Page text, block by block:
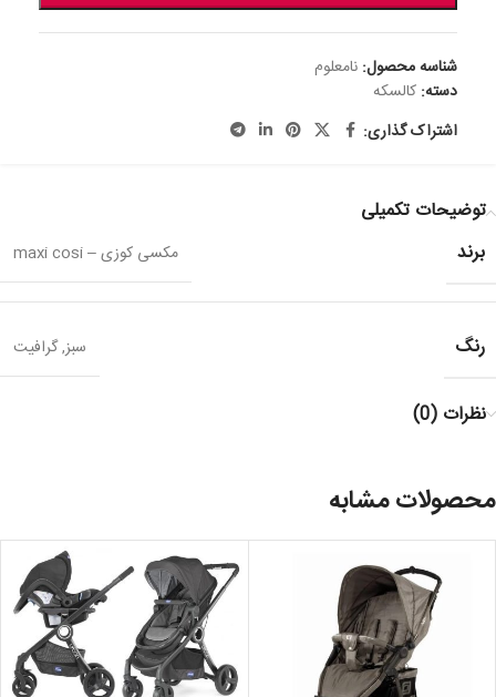
شناسه محصول: نامعلوم
دسته: کالسکه
اشتراک گذاری:
توضیحات تکمیلی
برند
مکسی کوزی – maxi cosi
رنگ سبز,گرافیت
نظرات (0)
محصولات مشابه